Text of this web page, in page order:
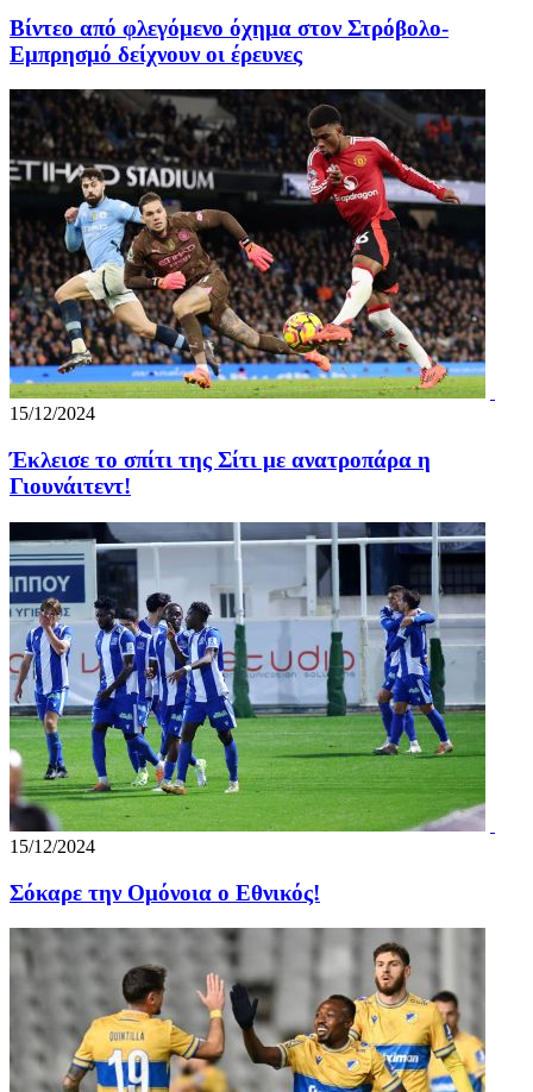
Βίντεο από φλεγόμενο όχημα στον Στρόβολο-
Εμπρησμό δείχνουν οι έρευνες
15/12/2024
Έκλεισε το σπίτι της Σίτι με ανατροπάρα η
Γιουνάιτεντ!
15/12/2024
Σόκαρε την Ομόνοια ο Εθνικός!